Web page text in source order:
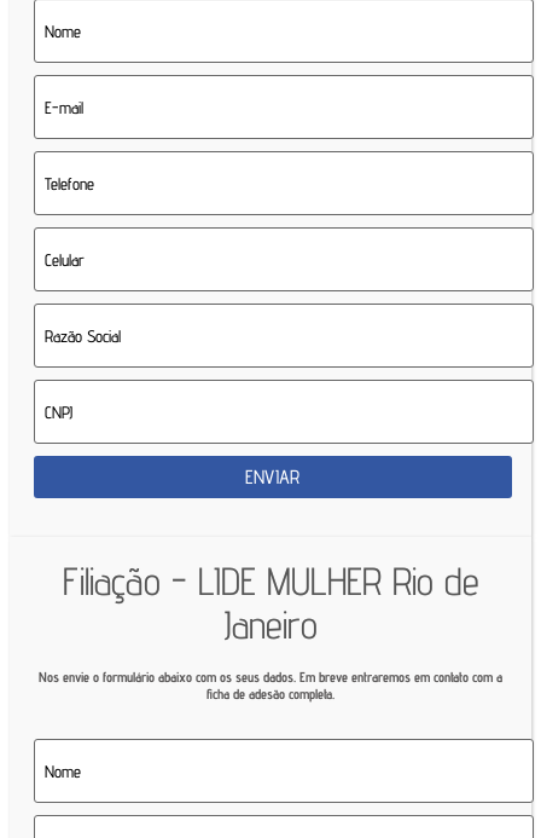
Filiação - LIDE MULHER Rio de
Janeiro
Nos envie o formulário abaixo com os seus dados. Em breve entraremos em contato com a
ficha de adesão completa.